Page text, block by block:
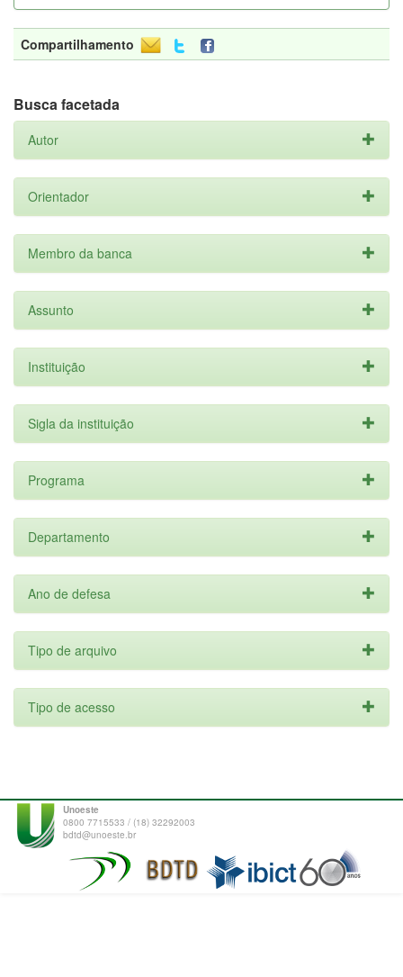
Compartilhamento
Busca facetada
Autor
Orientador
Membro da banca
Assunto
Instituição
Sigla da instituição
Programa
Departamento
Ano de defesa
Tipo de arquivo
Tipo de acesso
Unoeste
0800 7715533 / (18) 32292003
bdtd@unoeste.br